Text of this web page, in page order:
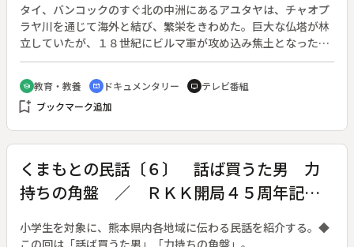
タイ、バンコックのすぐ北の中洲にあるアユタヤは、チャオプ
ラヤ川を通じて海外と結び、繁栄をきわめた。巨大な仏塔が林
立していたが、１８世紀にビルマ軍が攻め込み焦土となった。
寺院を彩る黄金は溶かされ、仏像の首は落ち、今や、廃墟の美
である。◆だが、伝統は活きている。例えば葬儀。死者と僧侶
が赤い糸でつながり、昼は演舞と楽団、夜は花火や歌劇で、死
んだ者を徹底して楽しませようとする。復興の話もある。アユ
タヤと周辺の歴史地区
school 教育・教養 cinematic_blur ドキュメンタリー tv テレビ番組
bookmark_add ブックマーク追加
くまもとの民話〔６〕 話ば買うた男 力
持ちの角盤 ／ ＲＫＫ開局４５周年記念
小学生を対象に、熊本県内各地域に伝わる民話を紹介する。◆